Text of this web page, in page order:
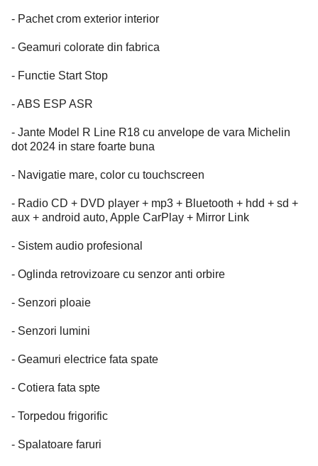
- Pachet crom exterior interior
- Geamuri colorate din fabrica
- Functie Start Stop
- ABS ESP ASR
- Jante Model R Line R18 cu anvelope de vara Michelin
dot 2024 in stare foarte buna
- Navigatie mare, color cu touchscreen
- Radio CD + DVD player + mp3 + Bluetooth + hdd + sd +
aux + android auto, Apple CarPlay + Mirror Link
- Sistem audio profesional
- Oglinda retrovizoare cu senzor anti orbire
- Senzori ploaie
- Senzori lumini
- Geamuri electrice fata spate
- Cotiera fata spte
- Torpedou frigorific
- Spalatoare faruri